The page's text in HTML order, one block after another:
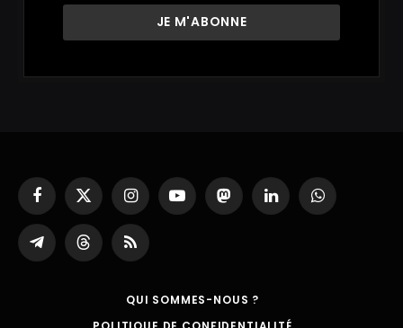
Facebook
X
(Twitter)
InstagramYouTubeMastodonLinkedInWhatsApp
Partager
sur
ThreadsRSS
QUI SOMMES-NOUS ?